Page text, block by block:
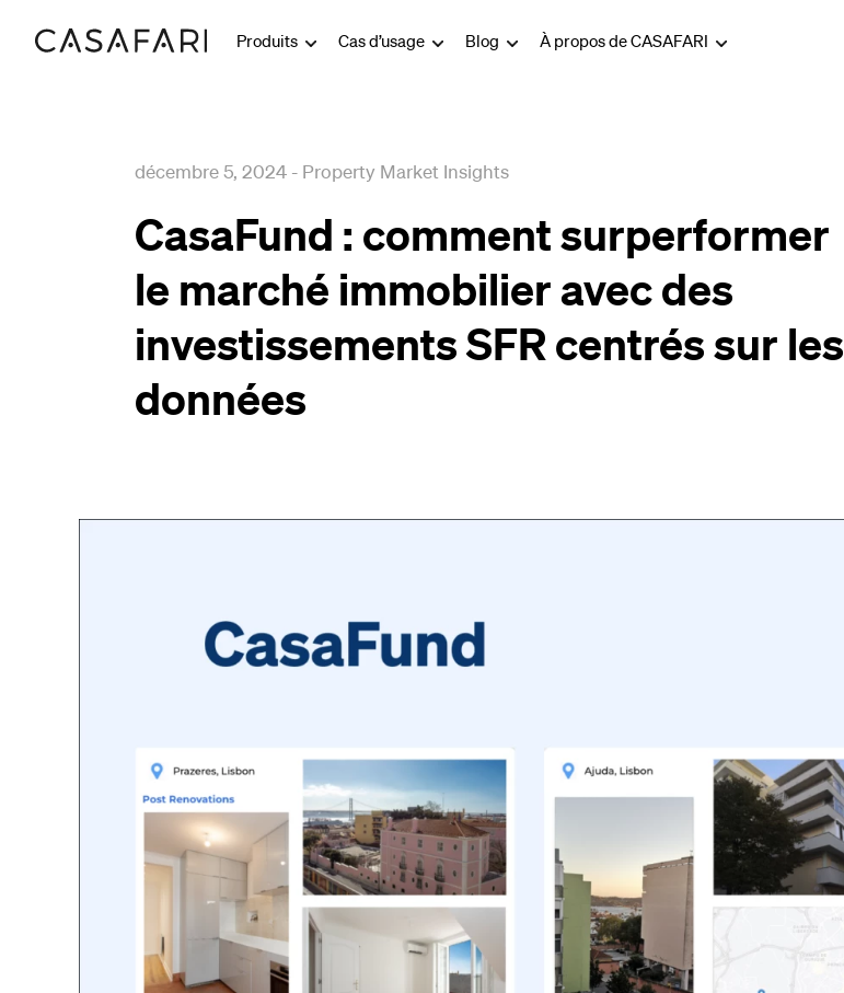
Produits Cas d’usage Blog À propos de CASAFARI
décembre 5, 2024 - Property Market Insights
CasaFund : comment surperformer
le marché immobilier avec des
investissements SFR centrés sur les
données